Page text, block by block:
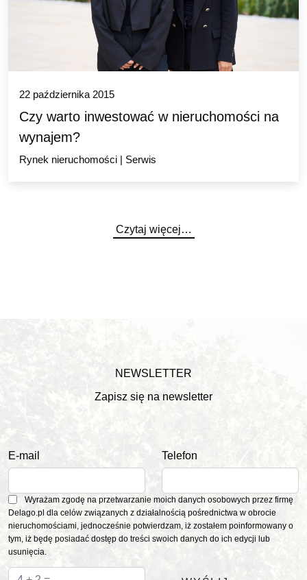
22 października 2015
Czy warto inwestować w nieruchomości na
wynajem?
Rynek nieruchomości| Serwis
Czytaj więcej…
NEWSLETTER
Zapisz się na newsletter
E-mail Telefon
Wyrażam zgodę na przetwarzanie moich danych osobowych przez firmę
Delago.pl dla celów związanych z działalnością pośrednictwa w obrocie
nieruchomościami, jednocześnie potwierdzam, iż zostałem poinformowany o
tym, iż będę posiadać dostęp do treści swoich danych do ich edycji lub
usunięcia.